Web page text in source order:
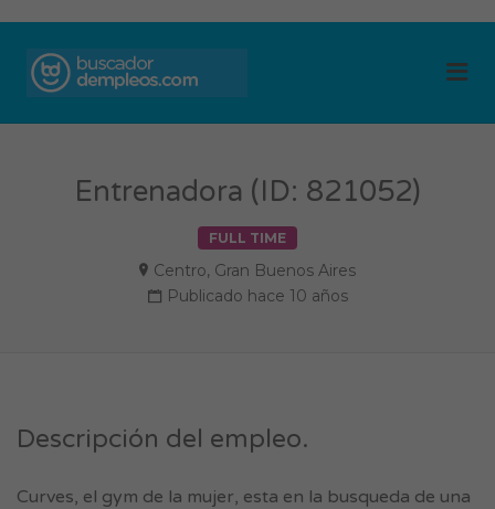
Entrenadora (ID: 821052)
FULL TIME
Centro, Gran Buenos Aires
Publicado hace 10 años
Descripción del empleo.
Curves, el gym de la mujer, esta en la busqueda de una